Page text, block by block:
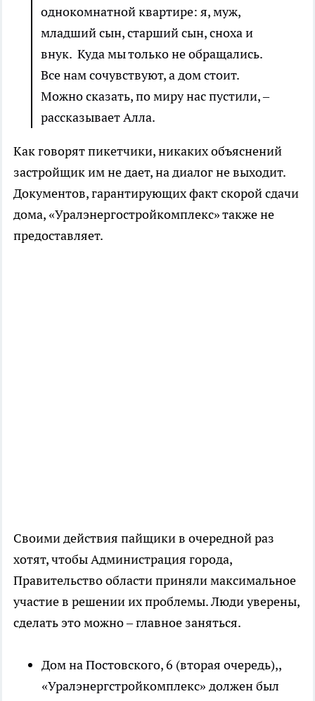
однокомнатной квартире: я, муж,
младший сын, старший сын, сноха и
внук. Куда мы только не обращались.
Все нам сочувствуют, а дом стоит.
Можно сказать, по миру нас пустили, –
рассказывает Алла.
Как говорят пикетчики, никаких объяснений
застройщик им не дает, на диалог не выходит.
Документов, гарантирующих факт скорой сдачи
дома, «Уралэнергостройкомплекс» также не
предоставляет.
Своими действия пайщики в очередной раз
хотят, чтобы Администрация города,
Правительство области приняли максимальное
участие в решении их проблемы. Люди уверены,
сделать это можно – главное заняться.
Дом на Постовского, 6 (вторая очередь),,
«Уралэнергстройкомплекс» должен был